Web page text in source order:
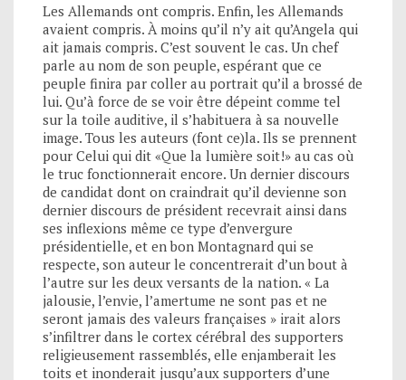
Les Allemands ont compris. Enfin, les Allemands
avaient compris. À moins qu’il n’y ait qu’Angela qui
ait jamais compris. C’est souvent le cas. Un chef
parle au nom de son peuple, espérant que ce
peuple finira par coller au portrait qu’il a brossé de
lui. Qu’à force de se voir être dépeint comme tel
sur la toile auditive, il s’habituera à sa nouvelle
image. Tous les auteurs (font ce)la. Ils se prennent
pour Celui qui dit «Que la lumière soit!» au cas où
le truc fonctionnerait encore. Un dernier discours
de candidat dont on craindrait qu’il devienne son
dernier discours de président recevrait ainsi dans
ses inflexions même ce type d’envergure
présidentielle, et en bon Montagnard qui se
respecte, son auteur le concentrerait d’un bout à
l’autre sur les deux versants de la nation. « La
jalousie, l’envie, l’amertume ne sont pas et ne
seront jamais des valeurs françaises » irait alors
s’infiltrer dans le cortex cérébral des supporters
religieusement rassemblés, elle enjamberait les
toits et inonderait jusqu’aux supporters d’une